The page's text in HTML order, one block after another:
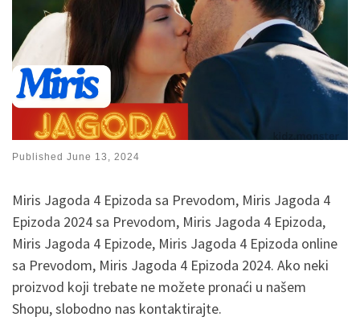
Published June 13, 2024
Miris Jagoda 4 Epizoda sa Prevodom, Miris Jagoda 4
Epizoda 2024 sa Prevodom, Miris Jagoda 4 Epizoda,
Miris Jagoda 4 Epizode, Miris Jagoda 4 Epizoda online
sa Prevodom, Miris Jagoda 4 Epizoda 2024. Ako neki
proizvod koji trebate ne možete pronaći u našem
Shopu, slobodno nas kontaktirajte.